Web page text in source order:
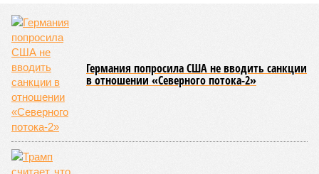
Германия попросила США не вводить санкции
в отношении «Северного потока-2»